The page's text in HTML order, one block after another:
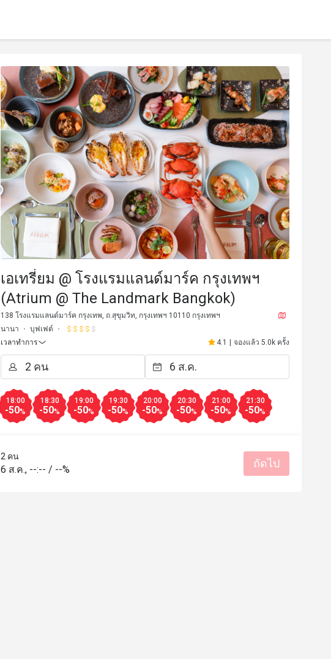
1963 bhat for 2 people after the 50% dc food
ประทับใจพนักงานน่ารั
อาหารอร่อยคุ่มค่า มีเช
เอเทรี่ยม @ โรงแรมแลนด์มาร์ค กรุงเทพฯ
(Atrium @ The Landmark Bangkok)
138 โรงแรมแลนด์มาร์ค กรุงเทพ, ถ.สุขุมวิท, กรุงเทพฯ 10110 กรุงเทพฯ
นานา
บุฟเฟต์
เวลาทำการ
4.1 | จองแล้ว 5.0k ครั้ง
18:00
-50%
18:30
-50%
19:00
-50%
19:30
-50%
20:00
-50%
20:30
-50%
21:00
-50%
21:30
-50%
2 คน
6 ส.ค., --:-- / --% ถัดไป